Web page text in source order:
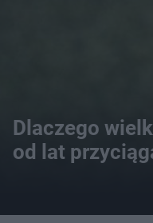
Dlaczego
od lat